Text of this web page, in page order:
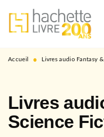
MENU RECHERCHE
PIED DE PAGE
Accueil • Livres audio Fantasy
Livres
Science